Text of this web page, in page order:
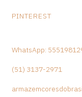
PINTEREST
WhatsApp:
(51) 3137-2971